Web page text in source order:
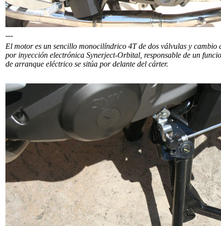
---
El motor es un sencillo monocilíndrico 4T de dos válvulas y cambio
por inyección electrónica Synerject-Orbital, responsable de un
de arranque eléctrico se sitúa por delante del cárter.